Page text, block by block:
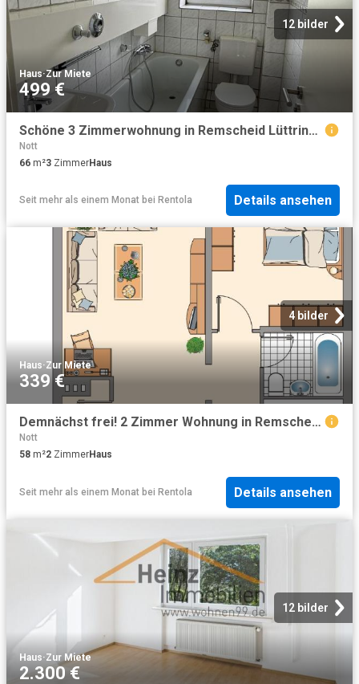
12 bilder
Haus·Zur Miete
499 €
Schöne 3 Zimmerwohnung in Remscheid Lüttringhausen
Nott
66 m²3 ZimmerHaus
Seit mehr als einem Monat bei Rentola Details ansehen
4 bilder
Haus·Zur Miete
339 €
Demnächst frei! 2 Zimmer Wohnung in Remscheid Lüttringhausen
Nott
58 m²2 ZimmerHaus
Seit mehr als einem Monat bei Rentola Details ansehen
12 bilder
Haus·Zur Miete
2.300 €